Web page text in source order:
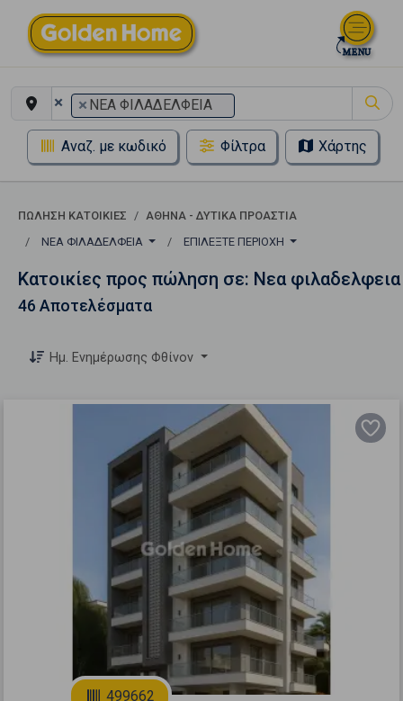
× × ΝΕΑ ΦΙΛΑΔΕΛΦΕΙΑ
Αναζ. με κωδικό Φίλτρα Χάρτης
ΠΏΛΗΣΗ ΚΑΤΟΙΚΊΕΣ
ΑΘΗΝΑ - ΔΥΤΙΚΑ ΠΡΟΑΣΤΙΑ
ΝΕΑ ΦΙΛΑΔΕΛΦΕΙΑ
ΕΠΙΛΈΞΤΕ ΠΕΡΙΟΧΉ
Κατοικίες προς πώληση σε: Νεα φιλαδελφεια
46 Αποτελέσματα
Ημ. Ενημέρωσης Φθίνον
499662